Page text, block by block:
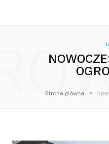
Strona główna »